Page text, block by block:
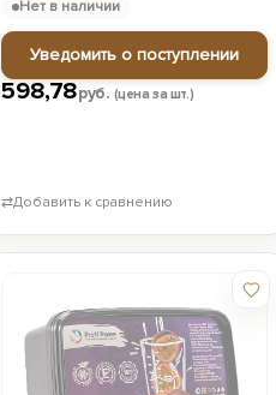
598,78руб. (цена за шт.)
Нет в наличии
Уведомить о поступлении
⇄Добавить к сравнению